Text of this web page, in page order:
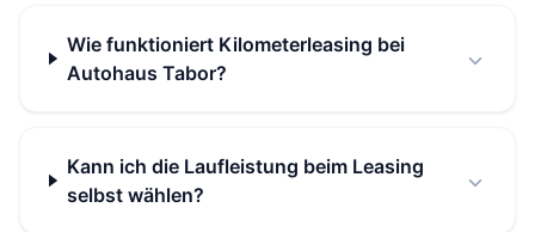
Wie funktioniert Kilometerleasing bei
Autohaus Tabor?
Kann ich die Laufleistung beim Leasing
selbst wählen?